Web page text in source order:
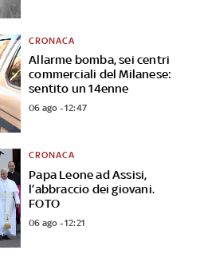
Allarme bomba, sei centri
commerciali del Milanese:
sentito un 14enne
CRONACA
06 ago - 12:47
Papa Leone ad Assisi,
l’abbraccio dei giovani.
FOTO
CRONACA
06 ago - 12:21